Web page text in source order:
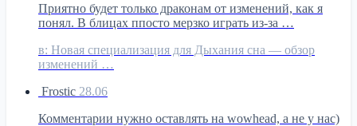
Приятно будет только драконам от изменений, как я
понял. В блицах ппосто мерзко играть из-за …
в: Новая специализация для Дыхания сна — обзор
изменений …
Frostic 28.06
Комментарии нужно оставлять на wowhead, а не у нас)